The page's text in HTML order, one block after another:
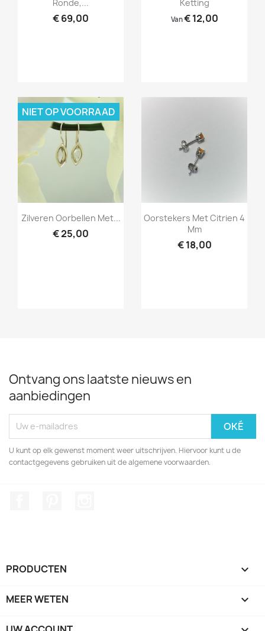
Ronde,...
€ 69,00
Ketting
Van€ 12,00
Snel bekijken
Zilveren Oorbellen Met...
€ 25,00
NIET OP VOORRAAD
Snel bekijken
Oorstekers Met Citrien 4
Mm
€ 18,00
Ontvang ons laatste nieuws en
aanbiedingen
U kunt op elk gewenst moment weer uitschrijven. Hiervoor kunt u de
contactgegevens gebruiken uit de algemene voorwaarden.
PRODUCTEN 
MEER WETEN 